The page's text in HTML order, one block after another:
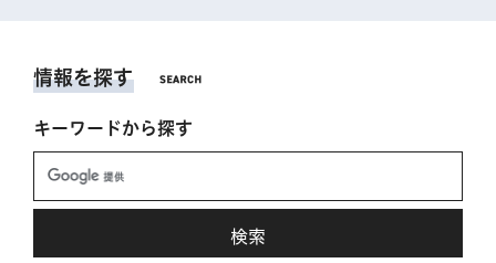
情報を探す
キーワードから探す